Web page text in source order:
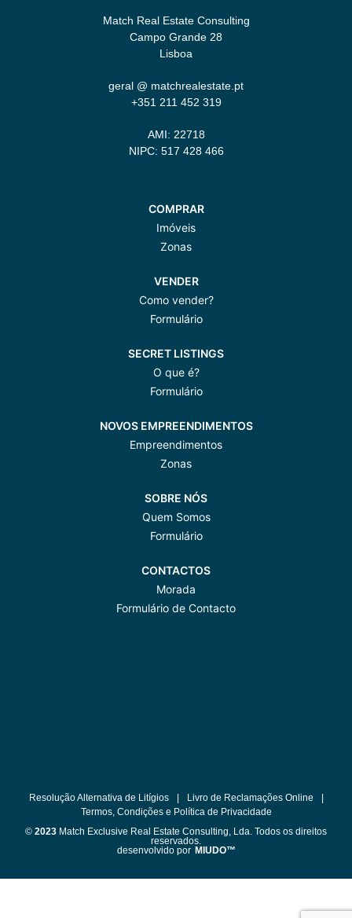
Match Real Estate Consulting
Campo Grande 28
Lisboa
geral @ matchrealestate.pt
+351 211 452 319
AMI: 22718
NIPC: 517 428 466
COMPRAR
Imóveis
Zonas
VENDER
Como vender?
Formulário
SECRET LISTINGS
O que é?
Formulário
NOVOS EMPREENDIMENTOS
Empreendimentos
Zonas
SOBRE NÓS
Quem Somos
Formulário
CONTACTOS
Morada
Formulário de Contacto
Resolução Alternativa de Litígios | Livro de Reclamações Online
|
Termos, Condições e Política de Privacidade
© 2023 Match Exclusive Real Estate Consulting, Lda. Todos os direitos
reservados.
desenvolvido por MIUDO™